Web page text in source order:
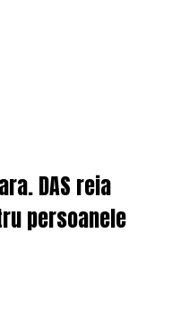
DAS reia
persoanele